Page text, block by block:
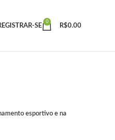
SE
0
R$0.00
esportivo e na